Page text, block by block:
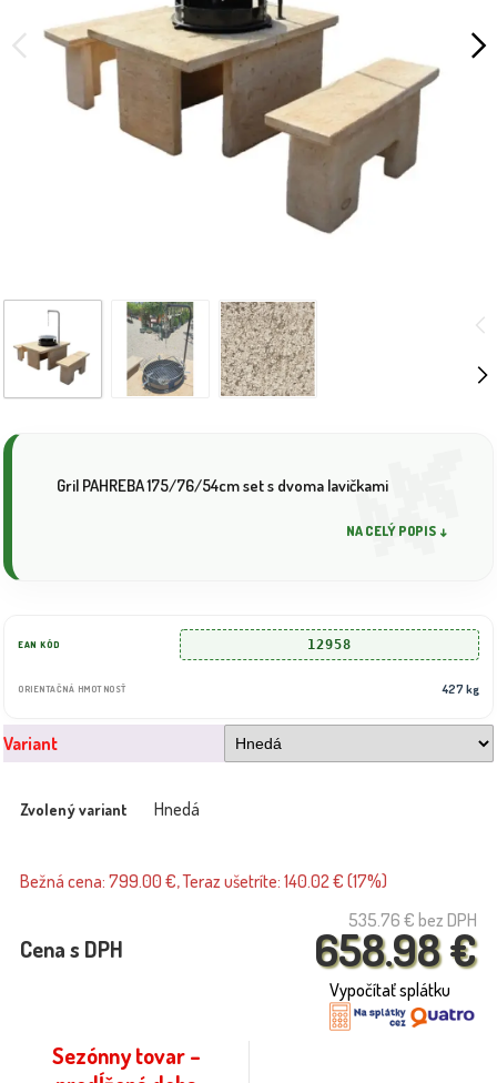
Gril PAHREBA 175/76/54cm set s dvoma lavičkami
NA CELÝ POPIS ↓
EAN KÓD 12958
ORIENTAČNÁ HMOTNOSŤ 427 kg
Variant
Zvolený variant Hnedá
Bežná cena: 799.00 €, Teraz ušetríte: 140.02 € (17%)
535.76 € bez DPH
658.98 €
Cena s DPH
Vypočítať splátku
Sezónny tovar –